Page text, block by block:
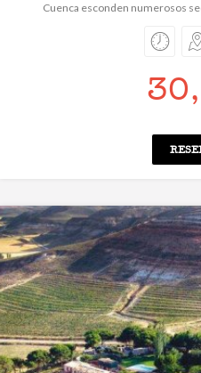
Cuenca esconden numerosos